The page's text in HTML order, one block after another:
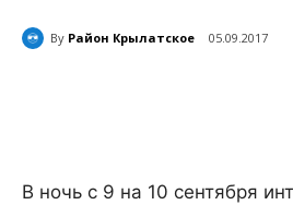
By Район Крылатское 05.09.2017
В ночь с 9 на 10 сентября